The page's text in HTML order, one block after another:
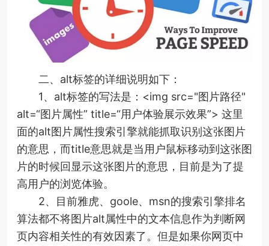
二、alt标签的详细说明如下：
1、alt标签的写法是：<img src="图片路径"
alt=“图片属性” title=“用户体验展示效果”> 这里
面的alt图片属性搜索引擎就能抓取识别这张图片
的意思，而title意思就是当用户鼠标移动到这张图
片的时候回显示这张图片的意思，目前是为了提
高用户的浏览体验。
2、目前雅虎、goole、msn的搜索引擎排名
算法都不将图片alt属性中的文本信息作为判断网
页内容相关性的有效因素了。但是如果你网页中